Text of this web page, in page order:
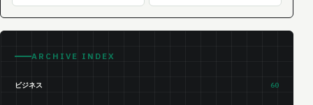
ARCHIVE INDEX
ビジネス 60